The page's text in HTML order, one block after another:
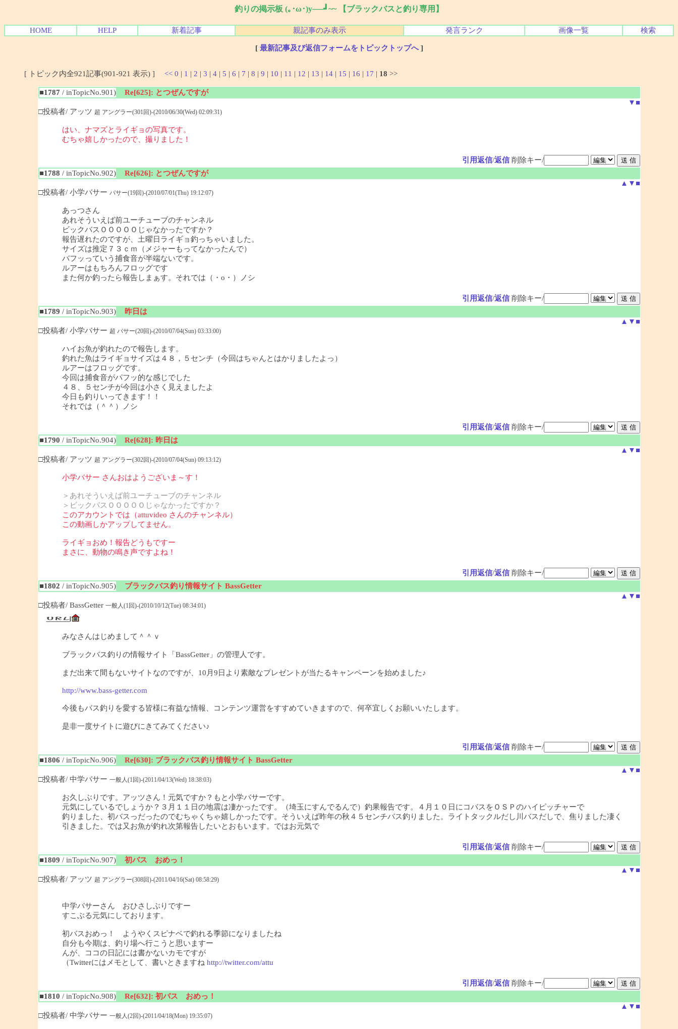
釣りの掲示板 (｡･ω･)y──┛~~ 【ブラックバスと釣り専用】
HOME HELP 新着記事 親記事のみ表示 発言ランク 画像一覧 検索
[ 最新記事及び返信フォームをトピックトップへ]
[ トピック内全921記事(901-921 表示) ] << 0 | 1 | 2 | 3 | 4 | 5 | 6 | 7 | 8 | 9 | 10 | 11 | 12 | 13 | 14 | 15 | 16 | 17 | 18 >>
■1787 / inTopicNo.901)
Re[625]: とつぜんですが
▼ ■
□投稿者/ アッツ 超 アングラー(301回)-(2010/06/30(Wed) 02:09:31)
はい、ナマズとライギョの写真です。
むちゃ嬉しかったので、撮りました！
引用返信/返信 削除キー/
■1788 / inTopicNo.902)
Re[626]: とつぜんですが
▲ ▼ ■
□投稿者/ 小学バサー バサー(19回)-(2010/07/01(Thu) 19:12:07)
あっつさん
あれそういえば前ユーチューブのチャンネル
ビックバスＯＯＯＯＯじゃなかったですか？
報告遅れたのですが、土曜日ライギョ釣っちゃいました。
サイズは推定７３ｃｍ（メジャーもってなかったんで）
バフッっていう捕食音が半端ないです。
ルアーはもちろんフロッグです
また何か釣ったら報告しまぁす。それでは（・o・）ノシ
引用返信/返信 削除キー/
■1789 / inTopicNo.903)
昨日は
▲ ▼ ■
□投稿者/ 小学バサー 超 バサー(20回)-(2010/07/04(Sun) 03:33:00)
ハイお魚が釣れたので報告します。
釣れた魚はライギョサイズは４８，５センチ（今回はちゃんとはかりましたよっ）
ルアーはフロッグです。
今回は捕食音がパフッ的な感じでした
４８、５センチが今回は小さく見えましたよ
今日も釣りいってきます！！
それでは（＾＾）ノシ
引用返信/返信 削除キー/
■1790 / inTopicNo.904)
Re[628]: 昨日は
▲ ▼ ■
□投稿者/ アッツ 超 アングラー(302回)-(2010/07/04(Sun) 09:13:12)
小学バサー さんおはようございま～す！
＞あれそういえば前ユーチューブのチャンネル
＞ビックバスＯＯＯＯＯじゃなかったですか？
このアカウントでは（attuvideo さんのチャンネル）
この動画しかアップしてません。
ライギョおめ！報告どうもですー
まさに、動物の鳴き声ですよね！
引用返信/返信 削除キー/
■1802 / inTopicNo.905)
ブラックバス釣り情報サイト BassGetter
▲ ▼ ■
□投稿者/ BassGetter 一般人(1回)-(2010/10/12(Tue) 08:34:01)
みなさんはじめまして＾＾ｖ
ブラックバス釣りの情報サイト「BassGetter」の管理人です。
まだ出来て間もないサイトなのですが、10月9日より素敵なプレゼントが当たるキャンペーンを始めました♪
http://www.bass-getter.com
今後もバス釣りを愛する皆様に有益な情報、コンテンツ運営をすすめていきますので、何卒宜しくお願いいたします。
是非一度サイトに遊びにきてみてください♪
引用返信/返信 削除キー/
■1806 / inTopicNo.906)
Re[630]: ブラックバス釣り情報サイト BassGetter
▲ ▼ ■
□投稿者/ 中学バサー 一般人(1回)-(2011/04/13(Wed) 18:38:03)
お久しぶりです。アッツさん！元気ですか？もと小学バサーです。
元気にしているでしょうか？３月１１日の地震は凄かったです。（埼玉にすんでるんで）釣果報告です。４月１０日にコバスをＯＳＰのハイピッチャーで
釣りました、初バスっだったのでむちゃくちゃ嬉しかったです。そういえば昨年の秋４５センチバス釣りました。ライトタックルだし川バスだしで、焦りました凄く
引きました。では又お魚が釣れ次第報告したいとおもいます。ではお元気で
引用返信/返信 削除キー/
■1809 / inTopicNo.907)
初バス おめっ！
▲ ▼ ■
□投稿者/ アッツ 超 アングラー(308回)-(2011/04/16(Sat) 08:58:29)
中学バサーさん おひさしぶりですー
すこぶる元気にしております。
初バスおめっ！ ようやくスピナベで釣れる季節になりましたね
自分も今期は、釣り場へ行こうと思いますー
んが、ココの日記には書かないカモですが
（Twitterにはメモとして、書いときますね http://twitter.com/attu
引用返信/返信 削除キー/
■1810 / inTopicNo.908)
Re[632]: 初バス おめっ！
▲ ▼ ■
□投稿者/ 中学バサー 一般人(2回)-(2011/04/18(Mon) 19:35:07)